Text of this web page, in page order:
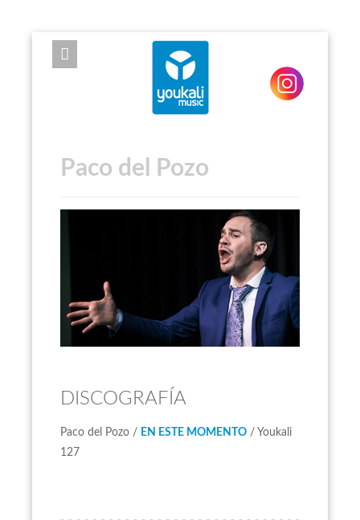
EXPOSE FRAMEWORK FOR JOOMLA 2.5 AND 3.0+
Paco del Pozo
DISCOGRAFÍA
Paco del Pozo / EN ESTE MOMENTO / Youkali
127